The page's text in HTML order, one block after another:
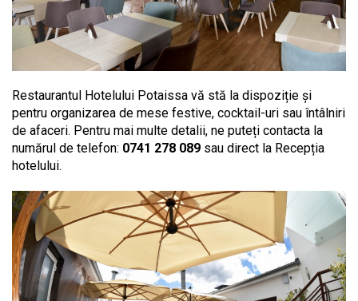
Restaurantul Hotelului Potaissa vă stă la dispoziție și
pentru organizarea de mese festive, cocktail-uri sau întâlniri
de afaceri. Pentru mai multe detalii, ne puteți contacta la
numărul de telefon: 0741 278 089 sau direct la Recepția
hotelului.